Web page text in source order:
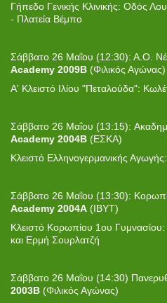
Γήπεδο Γενικής Κλινικής: Οδός
- Πλατεία Βέμπο
Σάββατο 26 Μαΐου (12:30): Α.Ο.
Academy 2009B (Φιλικός Αγώνας)
Α' Κλειστό Ιλίου "Πεταλούδα":
Σάββατο 26 Μαΐου (13:15):
Academy 2004B (ΕΣΚΑ)
Κλειστό Ελληνογερμανικής
Σάββατο 26 Μαΐου (13:30):
Academy 2004A (ΙΒΥΤ)
Κλειστό Κορωπίου 1ου
και Ερμή Σουρλατζή
Σάββατο 26 Μαΐου (14:30)
2003B (Φιλικός Αγώνας)